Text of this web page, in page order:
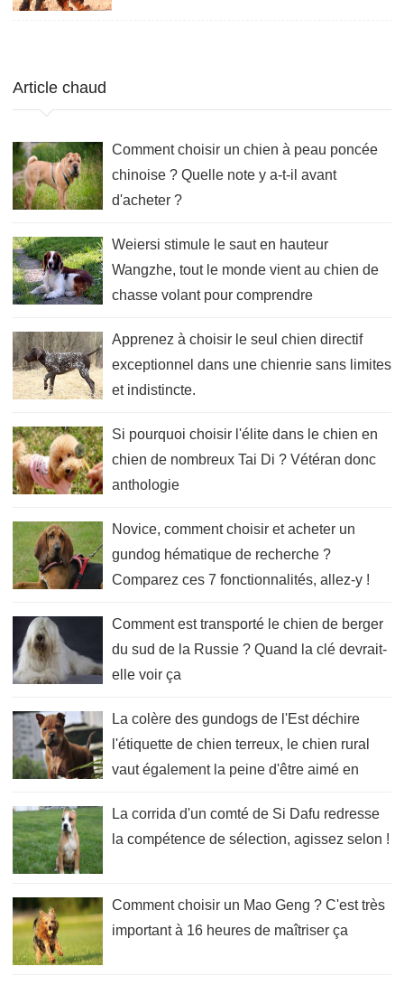
Article chaud
Comment choisir un chien à peau poncée
chinoise ? Quelle note y a-t-il avant
d'acheter ?
Weiersi stimule le saut en hauteur
Wangzhe, tout le monde vient au chien de
chasse volant pour comprendre
Apprenez à choisir le seul chien directif
exceptionnel dans une chienrie sans limites
et indistincte.
Si pourquoi choisir l'élite dans le chien en
chien de nombreux Tai Di ? Vétéran donc
anthologie
Novice, comment choisir et acheter un
gundog hématique de recherche ?
Comparez ces 7 fonctionnalités, allez-y !
Comment est transporté le chien de berger
du sud de la Russie ? Quand la clé devrait-
elle voir ça
La colère des gundogs de l'Est déchire
l'étiquette de chien terreux, le chien rural
vaut également la peine d'être aimé en
La corrida d'un comté de Si Dafu redresse
la compétence de sélection, agissez selon !
Comment choisir un Mao Geng ? C'est très
important à 16 heures de maîtriser ça